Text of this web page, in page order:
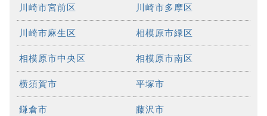
川崎市宮前区 川崎市多摩区
川崎市麻生区 相模原市緑区
相模原市中央区 相模原市南区
横須賀市 平塚市
鎌倉市 藤沢市